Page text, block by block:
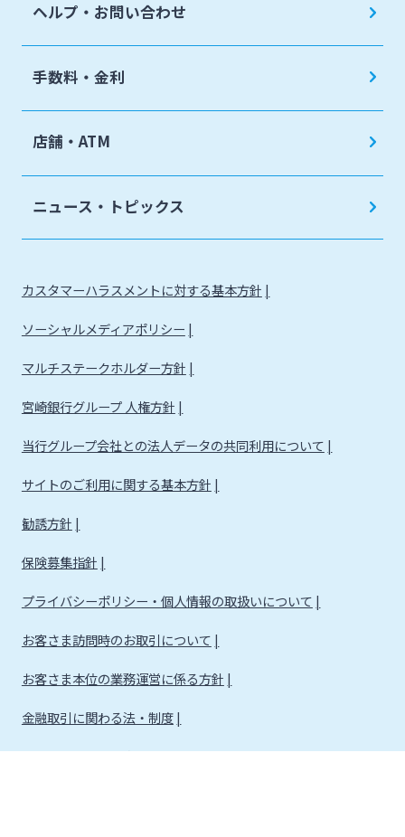
ヘルプ・お問い合わせ
手数料・金利
店舗・ATM
ニュース・トピックス
カスタマーハラスメントに対する基本方針
ソーシャルメディアポリシー
マルチステークホルダー方針
宮崎銀行グループ 人権方針
当行グループ会社との法人データの共同利用について
サイトのご利用に関する基本方針
勧誘方針
保険募集指針
プライバシーポリシー・個人情報の取扱いについて
お客さま訪問時のお取引について
お客さま本位の業務運営に係る方針
金融取引に関わる法・制度
金融取引に関わる方針